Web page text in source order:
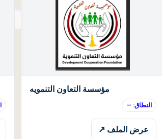
مؤسسة التعاون التنمويه
النطاق: —
عرض الملف ↗